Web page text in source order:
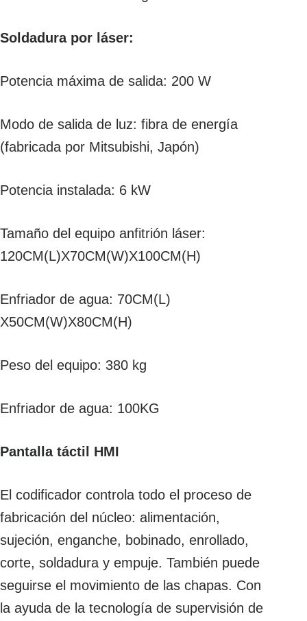
Soldadura por láser:
Potencia máxima de salida: 200 W
Modo de salida de luz: fibra de energía
(fabricada por Mitsubishi, Japón)
Potencia instalada: 6 kW
Tamaño del equipo anfitrión láser:
120CM(L)X70CM(W)X100CM(H)
Enfriador de agua: 70CM(L)
X50CM(W)X80CM(H)
Peso del equipo: 380 kg
Enfriador de agua: 100KG
Pantalla táctil HMI
El codificador controla todo el proceso de
fabricación del núcleo: alimentación,
sujeción, enganche, bobinado, enrollado,
corte, soldadura y empuje. También puede
seguirse el movimiento de las chapas. Con
la ayuda de la tecnología de supervisión de